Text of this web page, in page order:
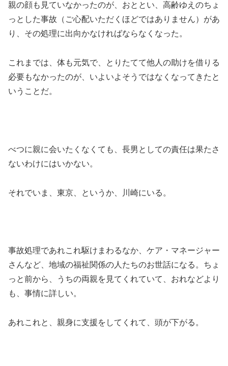
親の顔も見ていなかったのが、おととい、高齢ゆえのちょ
っとした事故（ご心配いただくほどではありません）があ
り、その処理に出向かなければならなくなった。
これまでは、体も元気で、とりたてて他人の助けを借りる
必要もなかったのが、いよいよそうではなくなってきたと
いうことだ。
べつに親に会いたくなくても、長男としての責任は果たさ
ないわけにはいかない。
それでいま、東京、というか、川崎にいる。
事故処理であれこれ駆けまわるなか、ケア・マネージャー
さんなど、地域の福祉関係の人たちのお世話になる。ちょ
っと前から、うちの両親を見てくれていて、おれなどより
も、事情に詳しい。
あれこれと、親身に支援をしてくれて、頭が下がる。